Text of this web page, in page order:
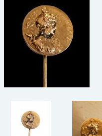
curiosa
schilderijen
porselein/aardewerk
juwelen/horloges/brillen
medailles/munten/
ets/tekening/litho/
glaswerk